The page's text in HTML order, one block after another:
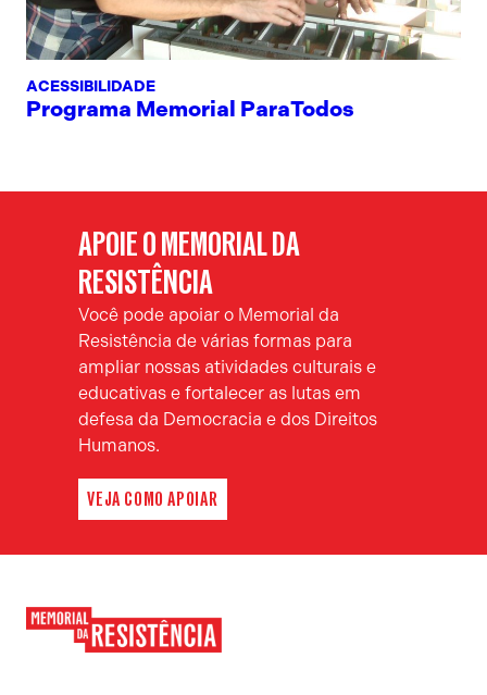
ACESSIBILIDADE
Programa Memorial ParaTodos
APOIE O MEMORIAL DA
RESISTÊNCIA
Você pode apoiar o Memorial da
Resistência de várias formas para
ampliar nossas atividades culturais e
educativas e fortalecer as lutas em
defesa da Democracia e dos Direitos
Humanos.
VEJA COMO APOIAR